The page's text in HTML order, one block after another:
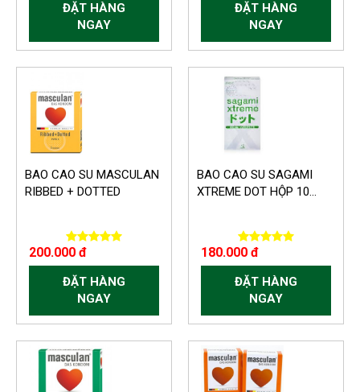
ĐẶT HÀNG
NGAY
ĐẶT HÀNG
NGAY
BAO CAO SU MASCULAN
RIBBED + DOTTED
200.000 đ
ĐẶT HÀNG
NGAY
BAO CAO SU SAGAMI
XTREME DOT HỘP 10...
180.000 đ
ĐẶT HÀNG
NGAY